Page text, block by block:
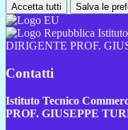
Accetta tutti Salva le
DIRIGENTE PROF.
Contatti
Istituto Tecnico
PROF. GIUSEPPE